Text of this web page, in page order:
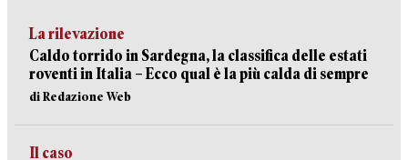
La rilevazione
Caldo torrido in Sardegna, la classifica delle estati
roventi in Italia – Ecco qual è la più calda di sempre
di Redazione Web
Il caso